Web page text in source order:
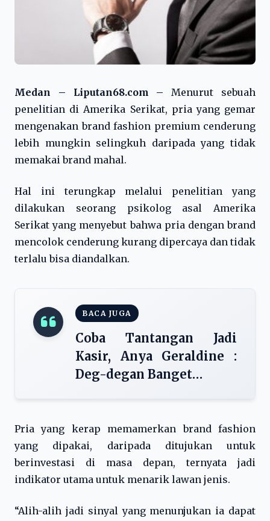
Medan – Liputan68.com –Menurut sebuah
penelitian di Amerika Serikat, pria yang gemar
mengenakan brand fashion premium cenderung
lebih mungkin selingkuh daripada yang tidak
memakai brand mahal.
Hal ini terungkap melalui penelitian yang
dilakukan seorang psikolog asal Amerika
Serikat yang menyebut bahwa pria dengan brand
mencolok cenderung kurang dipercaya dan tidak
terlalu bisa diandalkan.
BACA JUGA
Coba Tantangan Jadi
Kasir, Anya Geraldine :
Deg-degan Banget…
Pria yang kerap memamerkan brand fashion
yang dipakai, daripada ditujukan untuk
berinvestasi di masa depan, ternyata jadi
indikator utama untuk menarik lawan jenis.
“Alih-alih jadi sinyal yang menunjukan ia dapat